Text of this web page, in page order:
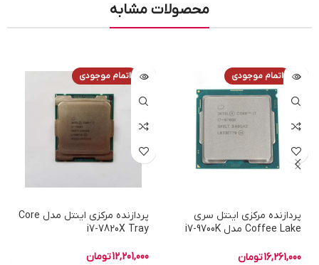
محصولات مشابه
اتمام موجودی
پردازنده مرکزی اینتل سری
Coffee Lake مدل i7-9700K
16,261,000تومان
اتمام موجودی
پردازنده مرکزی اینتل مدل Core
i7-7820X Tray
12,201,000تومان